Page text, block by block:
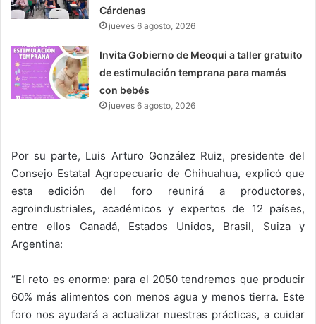
Cárdenas
jueves 6 agosto, 2026
Invita Gobierno de Meoqui a taller gratuito
de estimulación temprana para mamás
con bebés
jueves 6 agosto, 2026
Por su parte, Luis Arturo González Ruiz, presidente del
Consejo Estatal Agropecuario de Chihuahua, explicó que
esta edición del foro reunirá a productores,
agroindustriales, académicos y expertos de 12 países,
entre ellos Canadá, Estados Unidos, Brasil, Suiza y
Argentina:
“El reto es enorme: para el 2050 tendremos que producir
60% más alimentos con menos agua y menos tierra. Este
foro nos ayudará a actualizar nuestras prácticas, a cuidar